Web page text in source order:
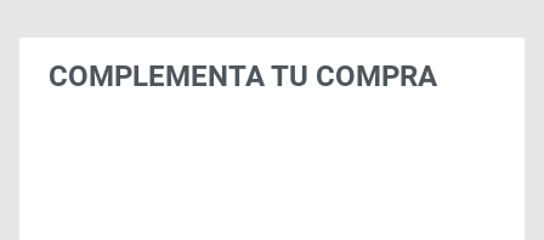
COMPLEMENTA TU COMPRA